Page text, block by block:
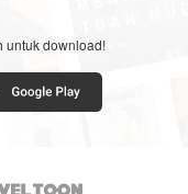
untuk download!